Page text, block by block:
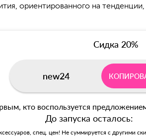
ориентированного на
Сидка 20%
new24
кто воспользуется
До запуска осталось:
спец. цен! Не суммируется с другими